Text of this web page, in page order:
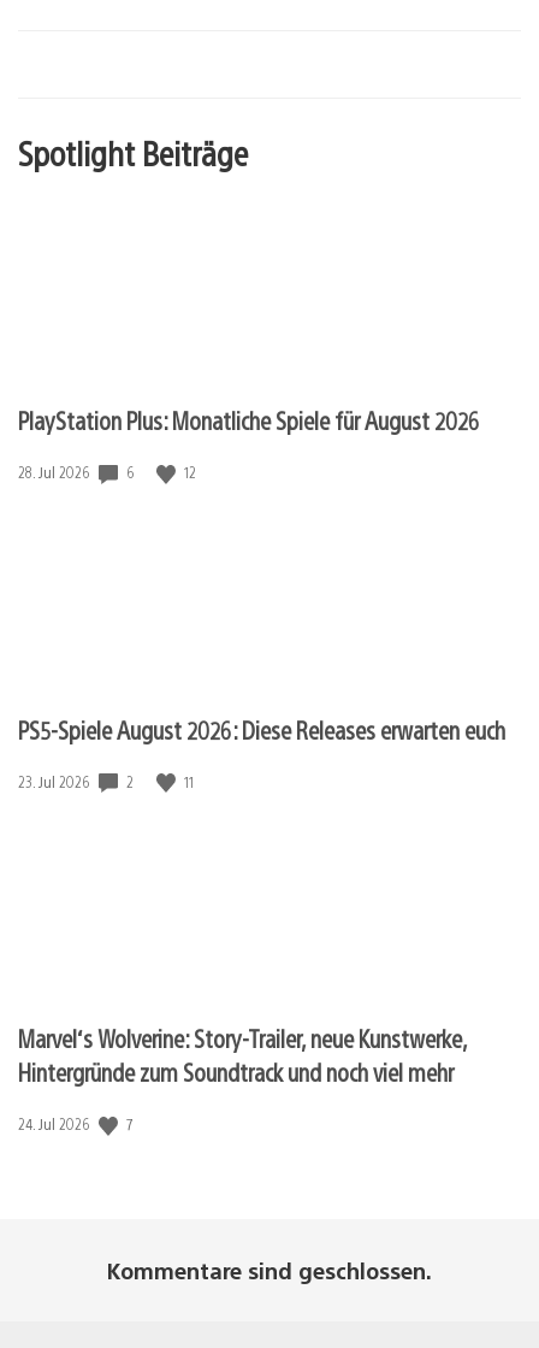
Spotlight Beiträge
PlayStation Plus: Monatliche Spiele für August 2026
Veröffentlichungsdatum:
28. Jul 2026 6 12
PS5-Spiele August 2026: Diese Releases erwarten euch
Veröffentlichungsdatum:
23. Jul 2026 2 11
Marvel‘s Wolverine: Story-Trailer, neue Kunstwerke,
Hintergründe zum Soundtrack und noch viel mehr
Veröffentlichungsdatum:
24. Jul 2026 7
Kommentare sind geschlossen.